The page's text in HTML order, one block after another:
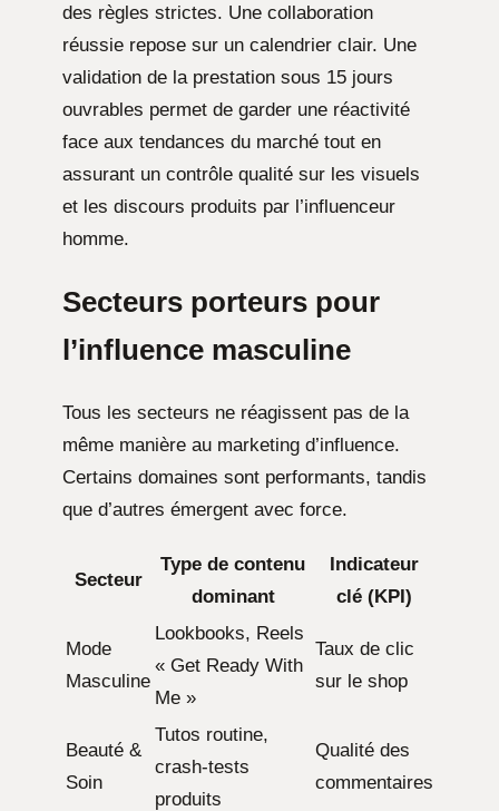
des règles strictes. Une collaboration
réussie repose sur un calendrier clair. Une
validation de la prestation sous 15 jours
ouvrables permet de garder une réactivité
face aux tendances du marché tout en
assurant un contrôle qualité sur les visuels
et les discours produits par l’influenceur
homme.
Secteurs porteurs pour
l’influence masculine
Tous les secteurs ne réagissent pas de la
même manière au marketing d’influence.
Certains domaines sont performants, tandis
que d’autres émergent avec force.
Secteur
Type de contenu
dominant
Indicateur
clé (KPI)
Mode
Masculine
Lookbooks, Reels
« Get Ready With
Me »
Taux de clic
sur le shop
Beauté &
Soin
Tutos routine,
crash-tests
produits
Qualité des
commentaires